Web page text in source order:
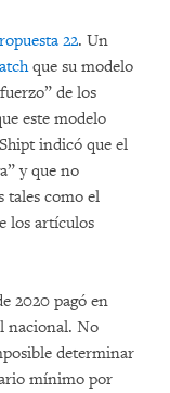
22. Un
que su modelo
de los
este modelo
indicó que el
y que no
tales como el
los artículos
2020 pagó en
nacional. No
determinar
mínimo por